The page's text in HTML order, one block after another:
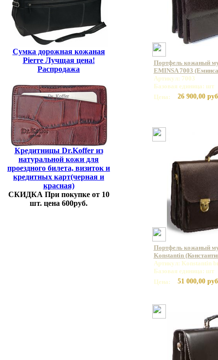
Сумка дорожная кожаная
Pierre Лучщая цена!
Распродажа
Кредитницы Dr.Koffer из
натуральной кожи для
проездного билета, визиток и
кредитных карт(черная и
красная)
СКИДКА При покупке от 10
шт. цена 600руб.
Портфель кожаный
EMINSA 7003
Артикул: 7003
Базовая единица: шт
Цена:
26 900,00
Портфель кожаный
Konstantin
Артикул: Konstantin
Базовая единица: шт
Цена:
51 000,00